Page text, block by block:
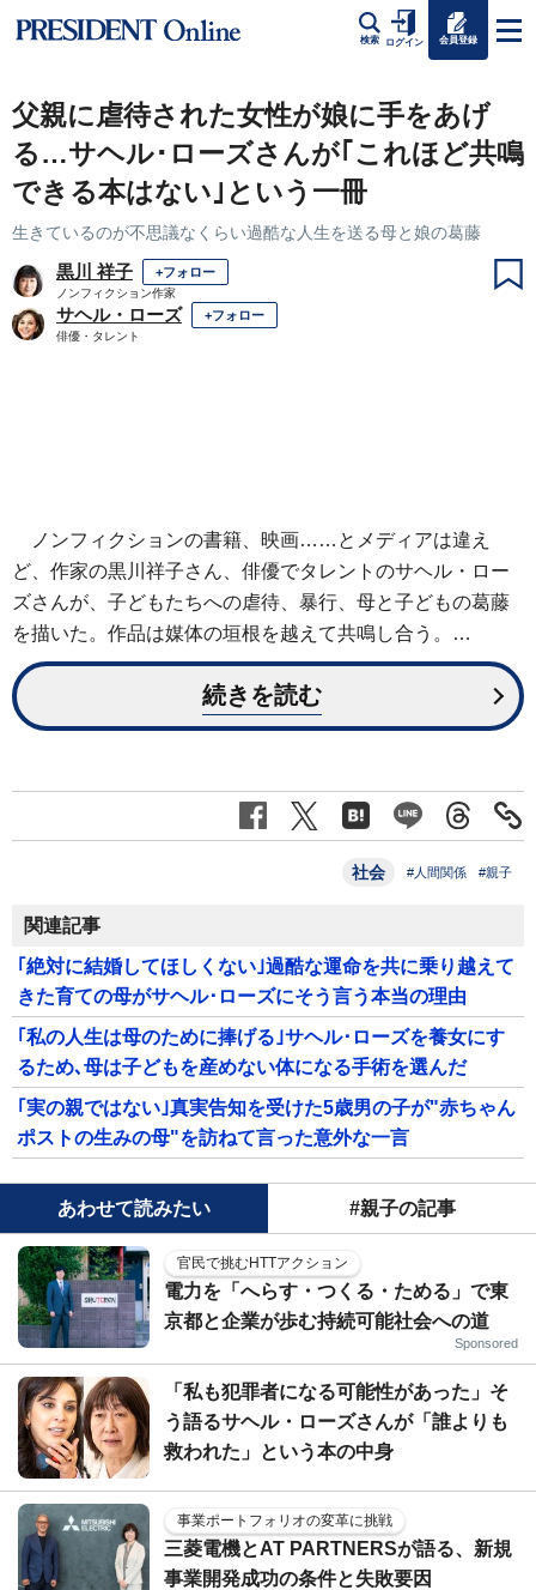
検索 ログイン 会員登録
父親に虐待された女性が娘に手をあげ
る…サヘル･ローズさんが｢これほど共鳴
できる本はない｣という一冊
生きているのが不思議なくらい過酷な人生を送る母と娘の葛藤
黒川 祥子 +フォロー
ノンフィクション作家
サヘル・ローズ +フォロー
俳優・タレント
ノンフィクションの書籍、映画……とメディアは違え
ど、作家の黒川祥子さん、俳優でタレントのサヘル・ロー
ズさんが、子どもたちへの虐待、暴行、母と子どもの葛藤
を描いた。作品は媒体の垣根を越えて共鳴し合う。…
続きを読む
社会 #人間関係 #親子
関連記事
｢絶対に結婚してほしくない｣過酷な運命を共に乗り越えて
きた育ての母がサヘル･ローズにそう言う本当の理由
｢私の人生は母のために捧げる｣サヘル･ローズを養女にす
るため､母は子どもを産めない体になる手術を選んだ
｢実の親ではない｣真実告知を受けた5歳男の子が"赤ちゃん
ポストの生みの母"を訪ねて言った意外な一言
あわせて読みたい #親子の記事
官民で挑むHTTアクション
電力を「へらす・つくる・ためる」で東
京都と企業が歩む持続可能社会への道
Sponsored
「私も犯罪者になる可能性があった」そ
う語るサヘル・ローズさんが「誰よりも
救われた」という本の中身
事業ポートフォリオの変革に挑戦
三菱電機とAT PARTNERSが語る、新規
事業開発成功の条件と失敗要因